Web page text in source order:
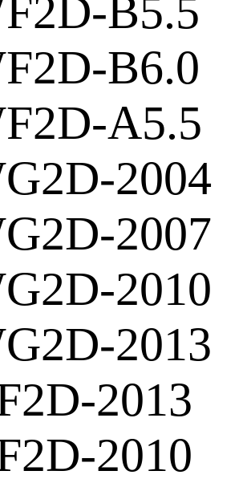
B5.5
B6.0
A5.5
2004
2007
2010
2013
2013
2010